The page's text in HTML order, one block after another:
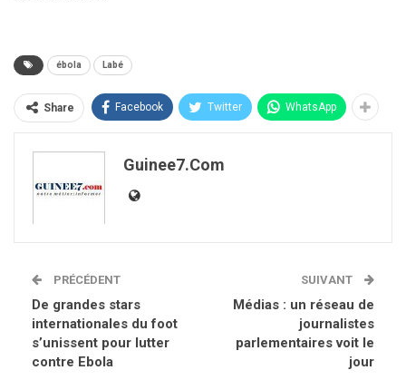
ébola Labé
Share Facebook Twitter WhatsApp
Guinee7.com
PRÉCÉDENT
De grandes stars
internationales du foot
s’unissent pour lutter
contre Ebola
SUIVANT
Médias : un réseau de
journalistes
parlementaires voit le
jour